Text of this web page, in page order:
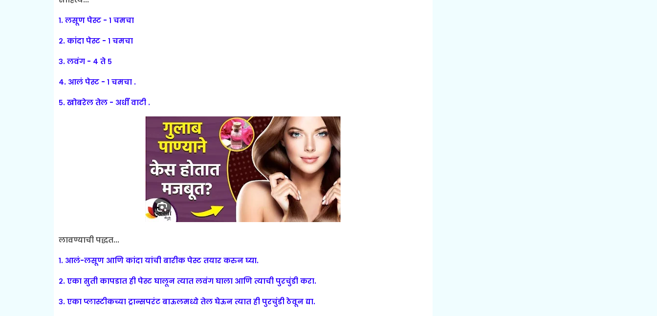
१. लसूण पेस्ट - १ चमचा
२. कांदा पेस्ट - १ चमचा
३. लवंग - ४ ते ५
४. आलं पेस्ट - १ चमचा .
५. खोबरेल तेल - अर्धी वाटी .
लावण्याची पद्धत...
१. आलं-लसूण आणि कांदा यांची बारीक पेस्ट तयार करुन घ्या.
२. एका सुती कापडात ही पेस्ट घालून त्यात लवंग घाला आणि त्याची पुरचुंडी करा.
३. एका प्लास्टीकच्या ट्रान्सपरंट बाऊलमध्ये तेल घेऊन त्यात ही पुरचुंडी ठेवून द्या.